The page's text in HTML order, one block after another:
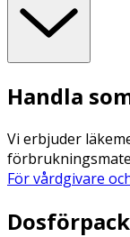
Handla
Vi erbjuder
För vårdgivare